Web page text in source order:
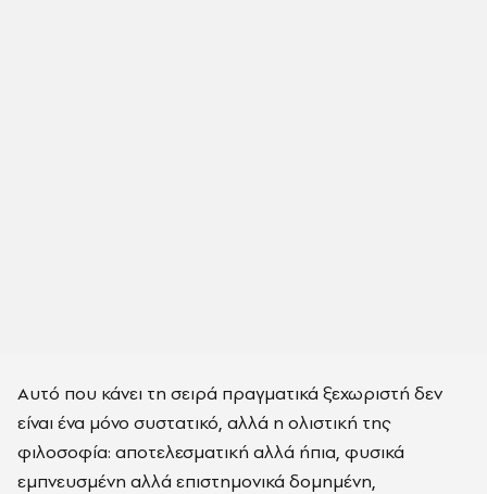
Αυτό που κάνει τη σειρά πραγματικά ξεχωριστή δεν
είναι ένα μόνο συστατικό, αλλά η ολιστική της
φιλοσοφία: αποτελεσματική αλλά ήπια, φυσικά
εμπνευσμένη αλλά επιστημονικά δομημένη,